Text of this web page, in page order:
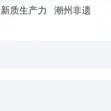
新质生产力 潮州非遗